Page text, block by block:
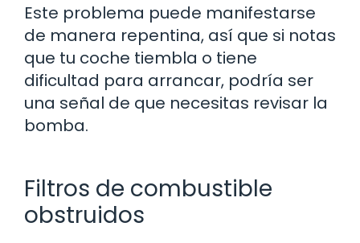
Este problema puede manifestarse
de manera repentina, así que si notas
que tu coche tiembla o tiene
dificultad para arrancar, podría ser
una señal de que necesitas revisar la
bomba.
Filtros de combustible
obstruidos